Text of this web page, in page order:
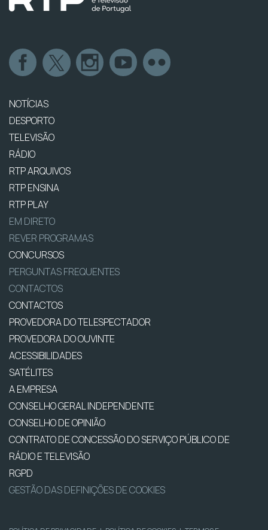
NOTÍCIAS
DESPORTO
TELEVISÃO
RÁDIO
RTP ARQUIVOS
RTP ENSINA
RTP PLAY
EM DIRETO
REVER PROGRAMAS
CONCURSOS
PERGUNTAS FREQUENTES
CONTACTOS
CONTACTOS
PROVEDORA DO TELESPECTADOR
PROVEDORA DO OUVINTE
ACESSIBILIDADES
SATÉLITES
A EMPRESA
CONSELHO GERAL INDEPENDENTE
CONSELHO DE OPINIÃO
CONTRATO DE CONCESSÃO DO SERVIÇO PÚBLICO DE
RÁDIO E TELEVISÃO
RGPD
GESTÃO DAS DEFINIÇÕES DE COOKIES